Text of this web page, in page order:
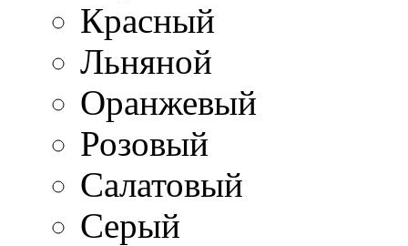
Красный
Льняной
Оранжевый
Розовый
Салатовый
Серый